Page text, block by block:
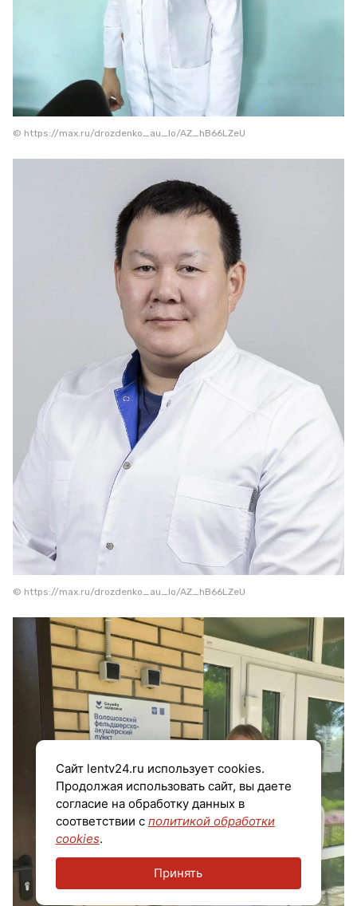
© https://max.ru/drozdenko_au_lo/AZ_hB66LZeU
© https://max.ru/drozdenko_au_lo/AZ_hB66LZeU
Сайт lentv24.ru использует cookies.
Продолжая использовать сайт, вы даете
согласие на обработку данных в
соответствии с политикой обработки
cookies.
Принять